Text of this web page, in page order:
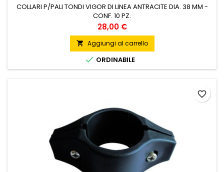
COLLARI P/PALI TONDI VIGOR DI LINEA ANTRACITE DIA. 38 MM -
CONF. 10 PZ.
Prezzo
28,00 €
 Aggiungi al carrello
 ORDINABILE
favorite_border